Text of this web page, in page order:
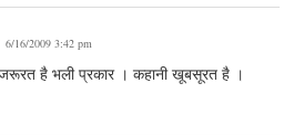
6/16/2009 3:42 pm
है भली प्रकार । कहानी खूबसूरत है ।